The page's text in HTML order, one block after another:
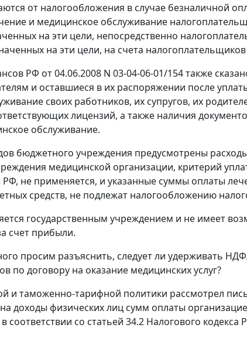
от налогообложения в случае безналичной
и медицинское обслуживание
на эти цели, непосредственно
на эти цели, на счета
РФ от 04.06.2008 N 03-04-06-01/154 также
и оставшиеся в их распоряжении после
своих работников, их супругов, их
лицензий, а также наличия
обслуживание.
бюджетного учреждения предусмотрены
медицинской организации, критерий
РФ, не применяется, и указанные суммы оплаты
средств, не подлежат налогообложению
государственным учреждением и не имеет
счет прибыли.
просим разъяснить, следует ли удерживать
по договору на оказание медицинских услуг?
и таможенно-тарифной политики рассмотрел
доходы физических лиц сумм оплаты
соответствии со статьей 34.2 Налогового